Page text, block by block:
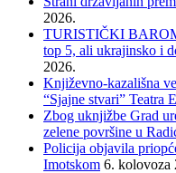
2026.
TURISTIČKI
top 5, ali ukrajinsko i
2026.
Književno-kazališna
“Sjajne stvari” Teatra
Zbog uknjižbe Grad
zelene površine u
Policija objavila
Imotskom 6. kolovoza